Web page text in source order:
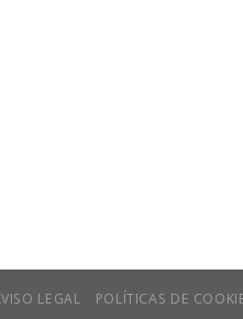
LEGAL POLÍTICAS DE